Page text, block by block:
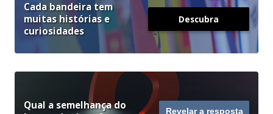
Cada bandeira tem
muitas histórias e
curiosidades
Descubra
Qual a semelhança do
Revelar a resposta